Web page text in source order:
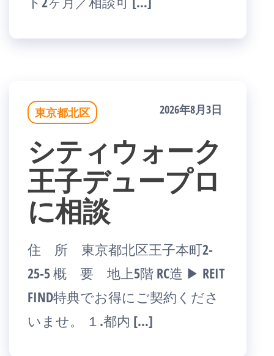
東京都北区 2026年8月3日
シティウォーク
王子デュープロ
に相談
住 所 東京都北区王子本町2-
25-5 概 要 地上5階 RC造 ▶ REIT
FIND特典でお得にご契約くださ
いませ。 １.都内 […]